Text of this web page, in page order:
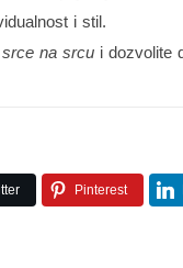
i stil.
srce na srcu i dozvolite
Pinterest